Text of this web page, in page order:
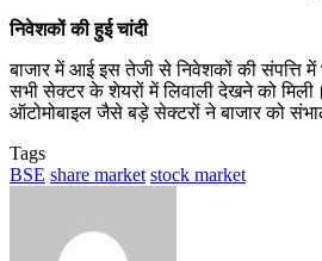
निवेशकों की हुई चांदी
बाजार में आई इस तेजी से निवेशकों की संपत्ति
सभी सेक्टर के शेयरों में लिवाली देखने को
ऑटोमोबाइल जैसे बड़े सेक्टरों ने बाजार को
Tags
BSE share market stock market